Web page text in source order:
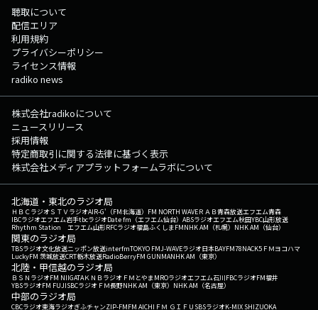
年) 14:53 ヒカリ/ゴスペラーズ (2018年) 14:57 Set Adrift on Memory
Bliss/P.M. Dawn (1991年) （洋楽：48% 邦楽：52%） この日の
最初のRaNi Music♪へ 次の時間のRaNi Music♪へ その他の楽曲情
報はこちらへ
聴取について
配信エリア
利用規約
プライバシーポリシー
ライセンス情報
radiko news
株式会社radikoについて
ニュースリリース
採用情報
特定商取引に関する法律に基づく表示
株式会社メディアプラットフォームラボについて
北海道・東北のラジオ局
ＨＢＣラジオＳＴＶラジオAIR-G'（FM北海道） FM NORTH WAVEＲＡＢ青森放送エフエム青森
IBCラジオエフエム岩手tbcラジオDate fm（エフエム仙台） ABSラジオエフエム秋田YBC山形放送
Rhythm Station エフエム山形RFCラジオ福島ふくしまFMNHK AM（札幌） NHK AM（仙台）
関東のラジオ局
TBSラジオ文化放送ニッポン放送interfmTOKYO FMJ-WAVEラジオ日本BAYFM78NACK5 ＦＭヨコハマ
LuckyFM 茨城放送CRT栃木放送RadioBerryFM GUNMANHK AM（東京）
北陸・甲信越のラジオ局
ＢＳＮラジオFM NIIGATAＫＮＢラジオ ＦＭとやまMROラジオエフエム石川FBCラジオFM福井
YBSラジオFM FUJISBCラジオ ＦＭ長野NHK AM（東京） NHK AM（名古屋）
中部のラジオ局
CBCラジオ東海ラジオぎふチャンZIP-FMFM AICHI ＦＭ ＧＩＦＵ SBSラジオK-MIX SHIZUOKA